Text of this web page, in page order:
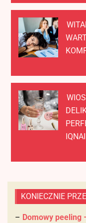
KONIECZNIE
– Domowy peeling